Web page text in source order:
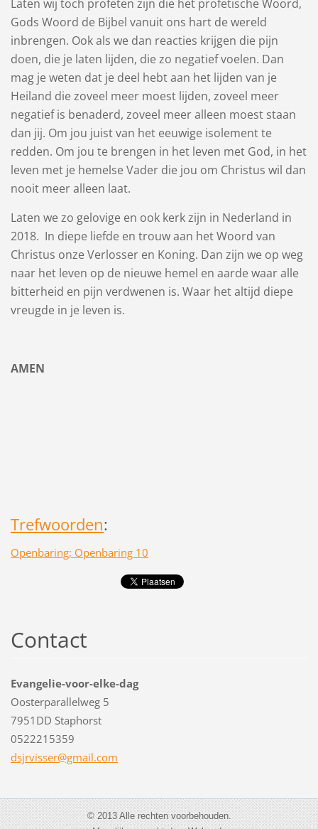
Laten wij toch profeten zijn die het profetische Woord,
Gods Woord de Bijbel vanuit ons hart de wereld
inbrengen. Ook als we dan reacties krijgen die pijn
doen, die je laten lijden, die zo negatief voelen. Dan
mag je weten dat je deel hebt aan het lijden van je
Heiland die zoveel meer moest lijden, zoveel meer
negatief is benaderd, zoveel meer alleen moest staan
dan jij. Om jou juist van het eeuwige isolement te
redden. Om jou te brengen in het leven met God, in het
leven met je hemelse Vader die jou om Christus wil dan
nooit meer alleen laat.
Laten we zo gelovige en ook kerk zijn in Nederland in
2018. In diepe liefde en trouw aan het Woord van
Christus onze Verlosser en Koning. Dan zijn we op weg
naar het leven op de nieuwe hemel en aarde waar alle
bitterheid en pijn verdwenen is. Waar het altijd diepe
vreugde in je leven is.
AMEN
Trefwoorden:
Openbaring; Openbaring 10
Contact
Evangelie-voor-elke-dag
Oosterparallelweg 5
7951DD Staphorst
0522215359
dsjrvisser@gmail.com
© 2013 Alle rechten voorbehouden.